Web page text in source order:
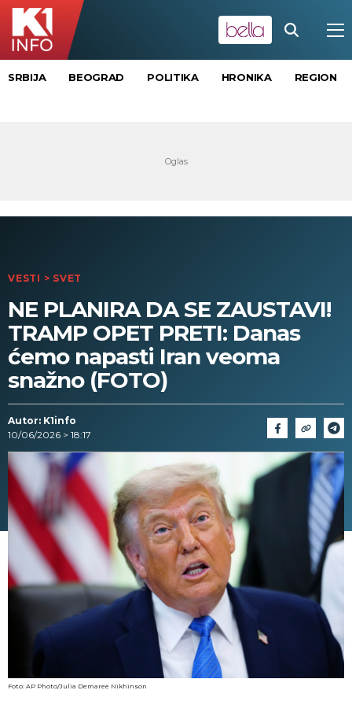
SRBIJA BEOGRAD POLITIKA HRONIKA REGION
VESTI > SVET
NE PLANIRA DA SE ZAUSTAVI!
TRAMP OPET PRETI: Danas
ćemo napasti Iran veoma
snažno (FOTO)
Autor: K1info
10/06/2026 > 18:17
Foto: AP Photo/Julia Demaree Nikhinson